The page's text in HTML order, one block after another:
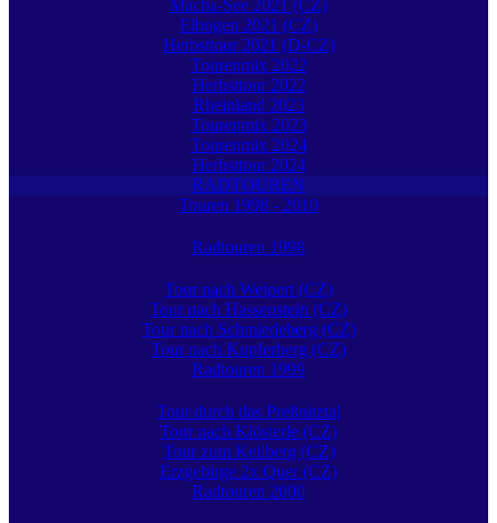
Macha-See 2021 (CZ)
Elbogen 2021 (CZ)
Herbsttour 2021 (D-CZ)
Tourenmix 2022
Herbsttour 2022
Rheinland 2023
Tourenmix 2023
Tourenmix 2024
Herbsttour 2024
RADTOUREN
Touren 1998 - 2010
Radtouren 1998
Tour nach Weipert (CZ)
Tour nach Hassenstein (CZ)
Tour nach Schmiedeberg (CZ)
Tour nach Kupferberg (CZ)
Radtouren 1999
Tour durch das Preßnitztal
Tour nach Klösterle (CZ)
Tour zum Keilberg (CZ)
Erzgebirge 2x Quer (CZ)
Radtouren 2000